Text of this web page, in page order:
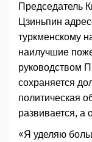
Председатель
Цзиньпин
туркменскому
наилучшие
руководством
сохраняется
политическая
развивается, а
«Я уделяю